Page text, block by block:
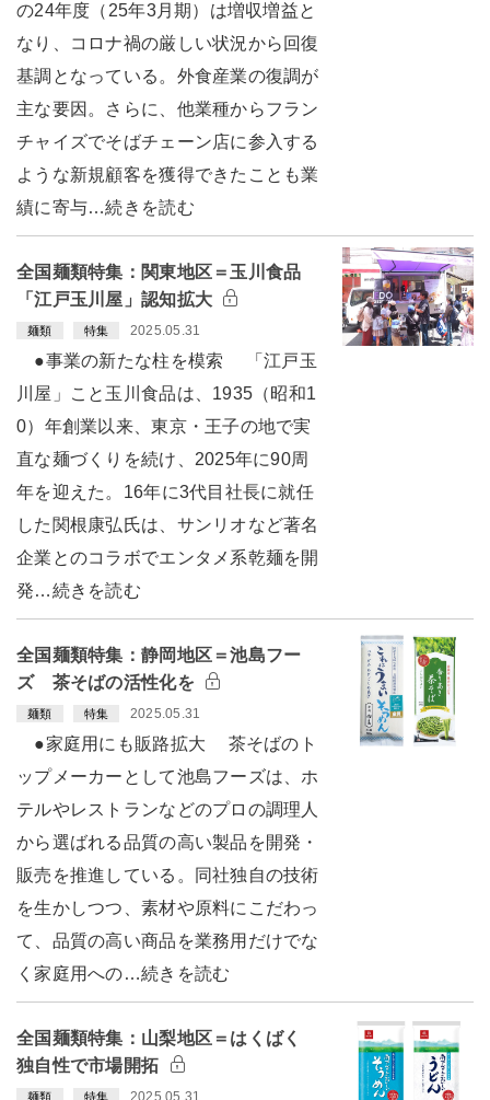
の24年度（25年3月期）は増収増益と
なり、コロナ禍の厳しい状況から回復
基調となっている。外食産業の復調が
主な要因。さらに、他業種からフラン
チャイズでそばチェーン店に参入する
ような新規顧客を獲得できたことも業
績に寄与…続きを読む
全国麺類特集：関東地区＝玉川食品
「江戸玉川屋」認知拡大
麺類 特集 2025.05.31
●事業の新たな柱を模索 「江戸玉
川屋」こと玉川食品は、1935（昭和1
0）年創業以来、東京・王子の地で実
直な麺づくりを続け、2025年に90周
年を迎えた。16年に3代目社長に就任
した関根康弘氏は、サンリオなど著名
企業とのコラボでエンタメ系乾麺を開
発…続きを読む
全国麺類特集：静岡地区＝池島フー
ズ 茶そばの活性化を
麺類 特集 2025.05.31
●家庭用にも販路拡大 茶そばのト
ップメーカーとして池島フーズは、ホ
テルやレストランなどのプロの調理人
から選ばれる品質の高い製品を開発・
販売を推進している。同社独自の技術
を生かしつつ、素材や原料にこだわっ
て、品質の高い商品を業務用だけでな
く家庭用への…続きを読む
全国麺類特集：山梨地区＝はくばく
独自性で市場開拓
麺類 特集